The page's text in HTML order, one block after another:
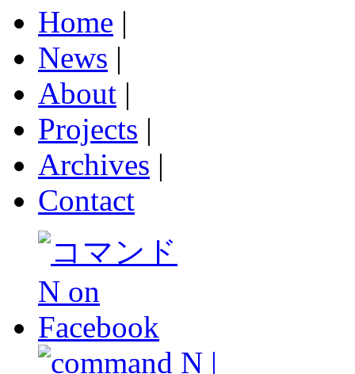
Home |
News |
About |
Projects |
Archives |
Contact